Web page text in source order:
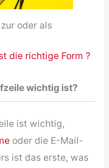
oder als
die richtige Form ?
wichtig ist?
ist wichtig,
oder die E-Mail-
ist das erste, was